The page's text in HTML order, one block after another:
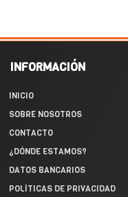
INFORMACIÓN
INICIO
SOBRE NOSOTROS
CONTACTO
¿DÓNDE ESTAMOS?
DATOS BANCARIOS
POLÍTICAS DE PRIVACIDAD